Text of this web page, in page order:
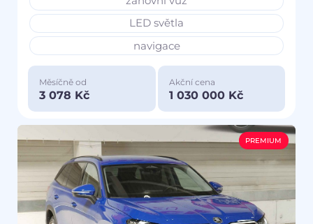
LED světla
navigace
Měsíčně od
3 078 Kč
Akční cena
1 030 000 Kč
PREMIUM